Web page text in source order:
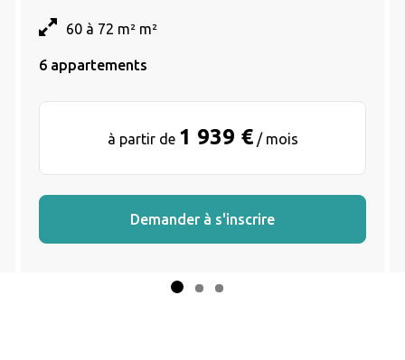
60 à 72 m² m²
6 appartements
à partir de 1 939 €/ mois
Demander à s'inscrire